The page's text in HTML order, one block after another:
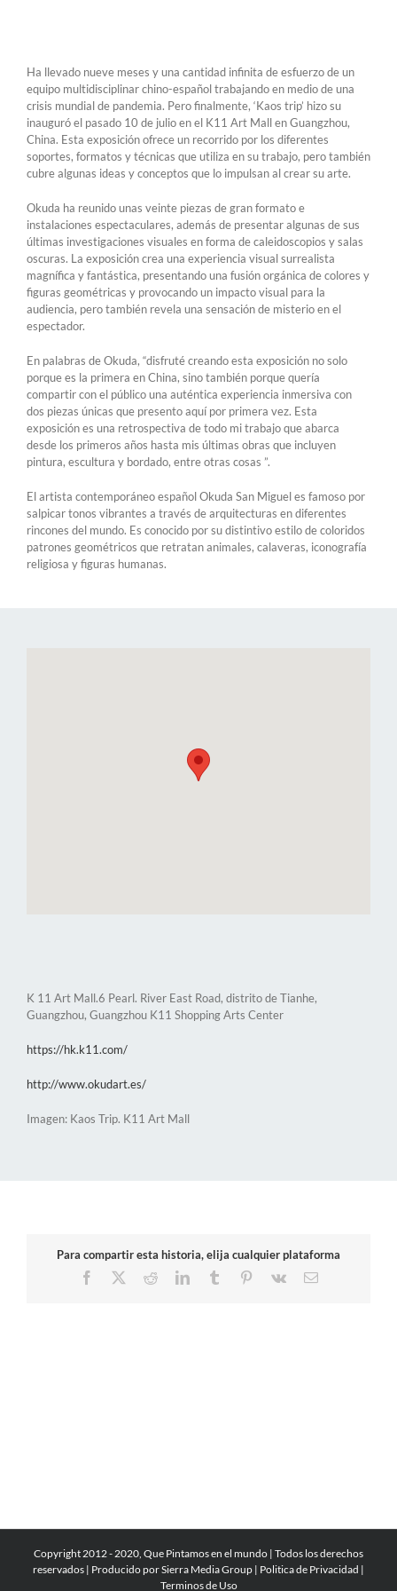
Ha llevado nueve meses y una cantidad infinita de esfuerzo de un
equipo multidisciplinar chino-español trabajando en medio de una
crisis mundial de pandemia. Pero finalmente, ‘Kaos trip’ hizo su
inauguró el pasado 10 de julio en el K11 Art Mall en Guangzhou,
China. Esta exposición ofrece un recorrido por los diferentes
soportes, formatos y técnicas que utiliza en su trabajo, pero también
cubre algunas ideas y conceptos que lo impulsan al crear su arte.
Okuda ha reunido unas veinte piezas de gran formato e
instalaciones espectaculares, además de presentar algunas de sus
últimas investigaciones visuales en forma de caleidoscopios y salas
oscuras. La exposición crea una experiencia visual surrealista
magnífica y fantástica, presentando una fusión orgánica de colores y
figuras geométricas y provocando un impacto visual para la
audiencia, pero también revela una sensación de misterio en el
espectador.
En palabras de Okuda, “disfruté creando esta exposición no solo
porque es la primera en China, sino también porque quería
compartir con el público una auténtica experiencia inmersiva con
dos piezas únicas que presento aquí por primera vez. Esta
exposición es una retrospectiva de todo mi trabajo que abarca
desde los primeros años hasta mis últimas obras que incluyen
pintura, escultura y bordado, entre otras cosas ”.
El artista contemporáneo español Okuda San Miguel es famoso por
salpicar tonos vibrantes a través de arquitecturas en diferentes
rincones del mundo. Es conocido por su distintivo estilo de coloridos
patrones geométricos que retratan animales, calaveras, iconografía
religiosa y figuras humanas.
K 11 Art Mall.6 Pearl. River East Road, distrito de Tianhe,
Guangzhou, Guangzhou K11 Shopping Arts Center
https://hk.k11.com/
http://www.okudart.es/
Imagen: Kaos Trip. K11 Art Mall
Para compartir esta historia, elija cualquier plataforma
Facebook
RedditLinkedInTumblr Pinterest
Vk
Correo
Copyright 2012 - 2020, Que Pintamos en el mundo | Todos los derechos
reservados | Producido porSierra Media Group | Politica de Privacidad |
Terminos de Uso